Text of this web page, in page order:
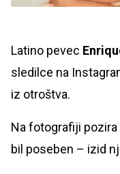
Latino pevec
sledilce na
iz otroštva.
Na fotografiji pozira
bil poseben – izid